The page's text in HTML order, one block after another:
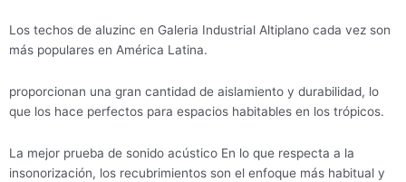
Los techos de aluzinc en Galeria Industrial Altiplano cada vez son
más populares en América Latina.
proporcionan una gran cantidad de aislamiento y durabilidad, lo
que los hace perfectos para espacios habitables en los trópicos.
La mejor prueba de sonido acústico En lo que respecta a la
insonorización, los recubrimientos son el enfoque más habitual y